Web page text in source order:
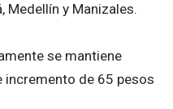
y Manizales.
se mantiene
incremento de 65 pesos